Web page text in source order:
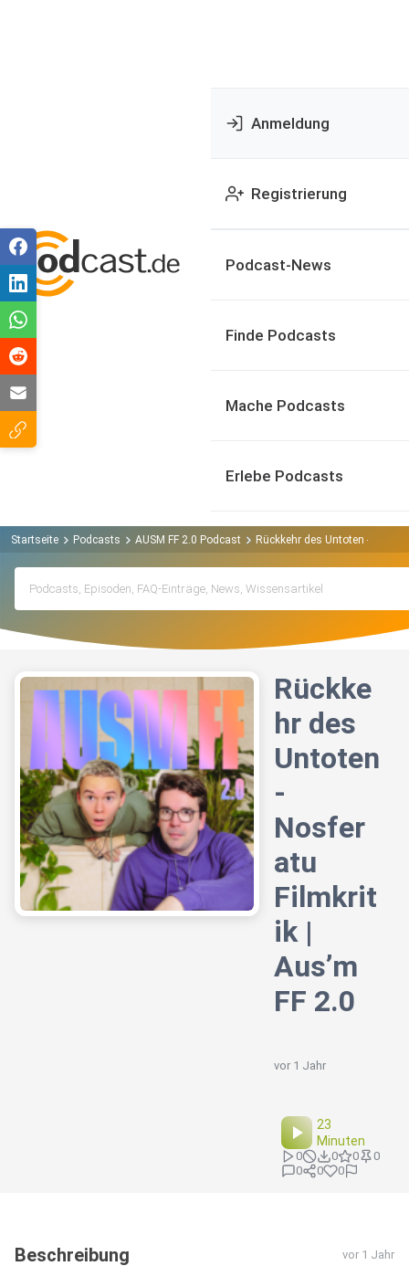
Anmeldung
Registrierung
Podcast-News
Finde Podcasts
Mache Podcasts
Erlebe Podcasts
Startseite Podcasts AUSM FF 2.0 Podcast Rückkehr des Untoten -
Rückke
hr des
Untoten
-
Nosfer
atu
Filmkrit
ik |
Aus’m
FF 2.0
vor 1 Jahr
23
Minuten
0 0 0
0
0
0 0
Beschreibung vor 1 Jahr